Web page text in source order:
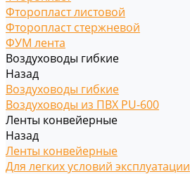
Фторопласт листовой
Фторопласт стержневой
ФУМ лента
Воздуховоды гибкие
Назад
Воздуховоды гибкие
Воздуховоды из ПВХ PU-600
Ленты конвейерные
Назад
Ленты конвейерные
Для легких условий эксплуатации